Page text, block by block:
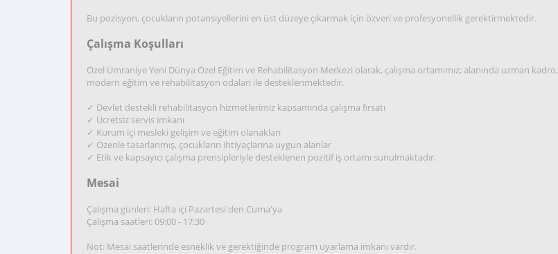
Bu pozisyon, çocukların potansiyellerini en üst düzeye çıkarmak için özveri ve profesyonellik gerektirmektedir.
Çalışma Koşulları
Özel Ümraniye Yeni Dünya Özel Eğitim ve Rehabilitasyon Merkezi olarak, çalışma ortamımız; alanında uzman kadro,
modern eğitim ve rehabilitasyon odaları ile desteklenmektedir.
✓ Devlet destekli rehabilitasyon hizmetlerimiz kapsamında çalışma fırsatı
✓ Ücretsiz servis imkanı
✓ Kurum içi mesleki gelişim ve eğitim olanakları
✓ Özenle tasarlanmış, çocukların ihtiyaçlarına uygun alanlar
✓ Etik ve kapsayıcı çalışma prensipleriyle desteklenen pozitif iş ortamı sunulmaktadır.
Mesai
Çalışma günleri: Hafta içi Pazartesi'den Cuma'ya
Çalışma saatleri: 09:00 - 17:30
Not: Mesai saatlerinde esneklik ve gerektiğinde program uyarlama imkanı vardır.